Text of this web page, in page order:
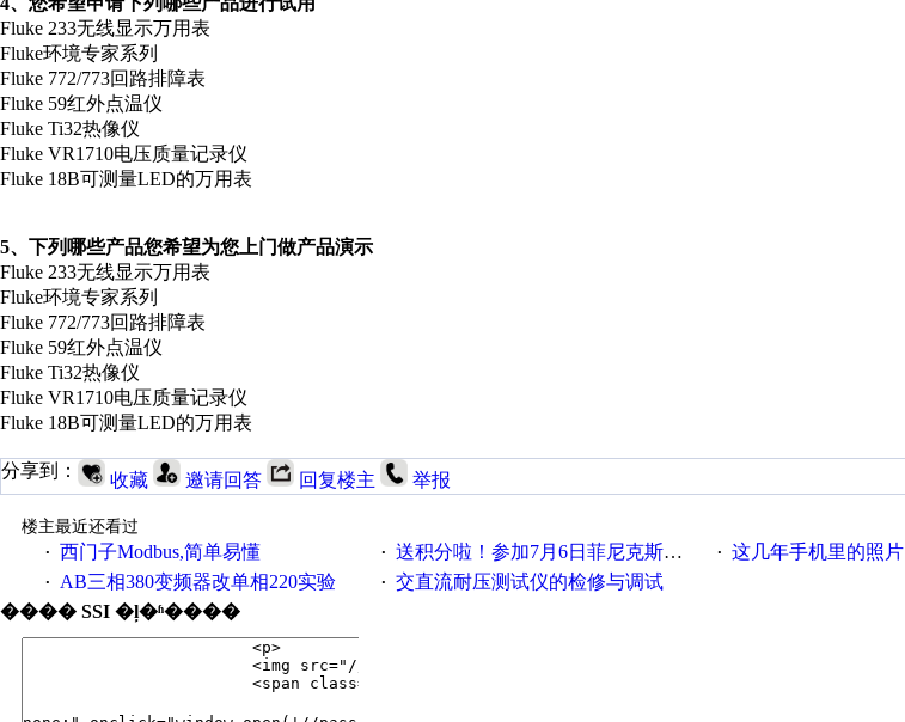
Fluke 233无线显示万用表
Fluke环境专家系列
Fluke 772/773回路排障表
Fluke 59红外点温仪
Fluke Ti32热像仪
Fluke VR1710电压质量记录仪
Fluke 18B可测量LED的万用表
5、下列哪些产品您希望为您上门做产品演示
Fluke 233无线显示万用表
Fluke环境专家系列
Fluke 772/773回路排障表
Fluke 59红外点温仪
Fluke Ti32热像仪
Fluke VR1710电压质量记录仪
Fluke 18B可测量LED的万用表
分享到： 收藏 邀请回答 回复楼主 举报
楼主最近还看过
· 西门子Modbus,简单易懂 · 送积分啦！参加7月6日菲尼克斯在线研讨会即得 · 这几年手机里的照片
· AB三相380变频器改单相220实验 · 交直流耐压测试仪的检修与调试
���� SSI �ļ�ʱ����